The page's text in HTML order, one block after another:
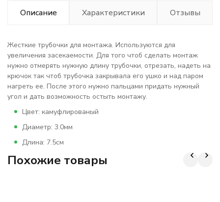
Описание Характеристики Отзывы
Жесткие трубочки для монтажа. Используются для
увеличения засекаемости. Для того чтоб сделать монтаж
нужно отмерять нужную длину трубочки, отрезать, надеть на
крючок так чтоб трубочка закрывала его ушко и над паром
нагреть ее. После этого нужно пальцами придать нужный
угол и дать возможность остыть монтажу.
Цвет: камуфлированый
Диаметр: 3.0мм
Длина: 7.5см
Похожие товары